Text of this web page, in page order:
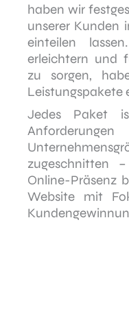
haben wir
unserer Kunden
einteilen
erleichtern und
zu sorgen,
Leistungspakete
Jedes Paket
zugeschnitten
Online-Präsenz
Website mit